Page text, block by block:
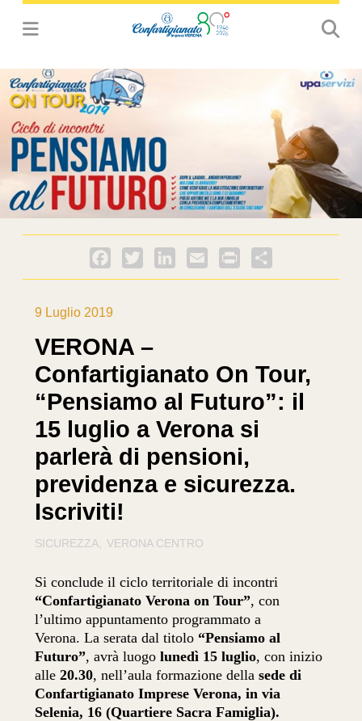
Facebook
Twitter LinkedInEmail PrintFriendly
9 Luglio 2019
VERONA –
Confartigianato On Tour,
“Pensiamo al Futuro”: il
15 luglio a Verona si
parlerà di pensioni,
previdenza e sicurezza.
Iscriviti!
SICUREZZA VERONA CENTRO
Si conclude il ciclo territoriale di incontri
“Confartigianato Verona on Tour”, con
l’ultimo appuntamento programmato a
Verona. La serata dal titolo “Pensiamo al
Futuro”, avrà luogolunedì 15 luglio, con inizio
alle20.30, nell’aula formazione dellasede di
Confartigianato Imprese Verona, in via
Selenia, 16 (Quartiere Sacra Famiglia).